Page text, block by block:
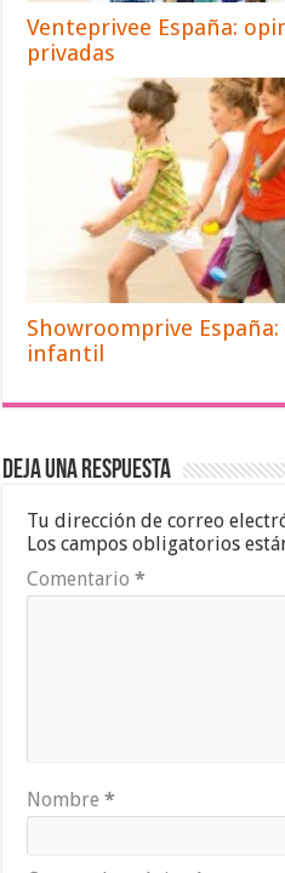
Venteprivee España:
privadas
Showroomprive
infantil
Deja una respuesta
Tu dirección de correo
Los campos obligatorios
Comentario*
Nombre*